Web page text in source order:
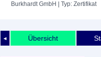
Burkhardt GmbH
| Typ: Zertifikat
◄ Übersicht